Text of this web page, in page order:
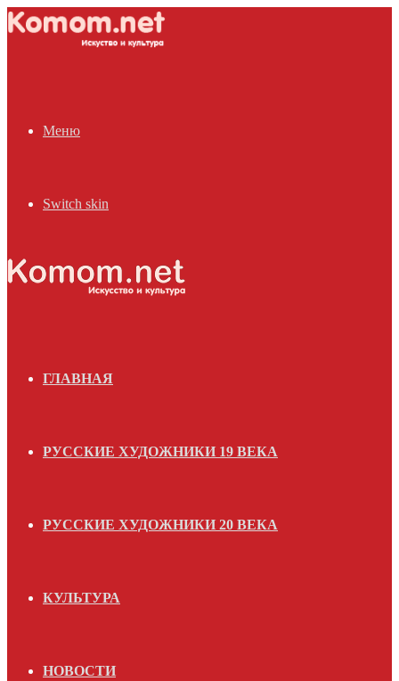
Меню
Switch skin
ГЛАВНАЯ
РУССКИЕ ХУДОЖНИКИ 19 ВЕКА
РУССКИЕ ХУДОЖНИКИ 20 ВЕКА
КУЛЬТУРА
НОВОСТИ